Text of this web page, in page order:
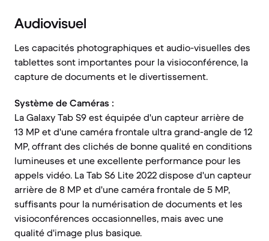
Audiovisuel
Les capacités photographiques et audio-visuelles des
tablettes sont importantes pour la visioconférence, la
capture de documents et le divertissement.
Système de Caméras :
La Galaxy Tab S9 est équipée d'un capteur arrière de
13 MP et d'une caméra frontale ultra grand-angle de 12
MP, offrant des clichés de bonne qualité en conditions
lumineuses et une excellente performance pour les
appels vidéo. La Tab S6 Lite 2022 dispose d'un capteur
arrière de 8 MP et d'une caméra frontale de 5 MP,
suffisants pour la numérisation de documents et les
visioconférences occasionnelles, mais avec une
qualité d'image plus basique.